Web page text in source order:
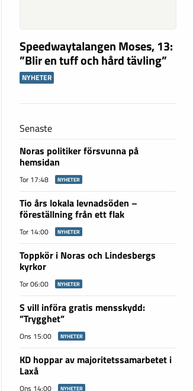
Speedwaytalangen Moses, 13:
”Blir en tuff och hård tävling”
NYHETER
Senaste
Noras politiker försvunna på
hemsidan
Tor 17:48 NYHETER
Tio års lokala levnadsöden –
föreställning från ett flak
Tor 14:00 NYHETER
Toppkör i Noras och Lindesbergs
kyrkor
Tor 06:00 NYHETER
S vill införa gratis mensskydd:
”Trygghet”
Ons 15:00 NYHETER
KD hoppar av majoritetssamarbetet i
Laxå
Ons 14:00 NYHETER